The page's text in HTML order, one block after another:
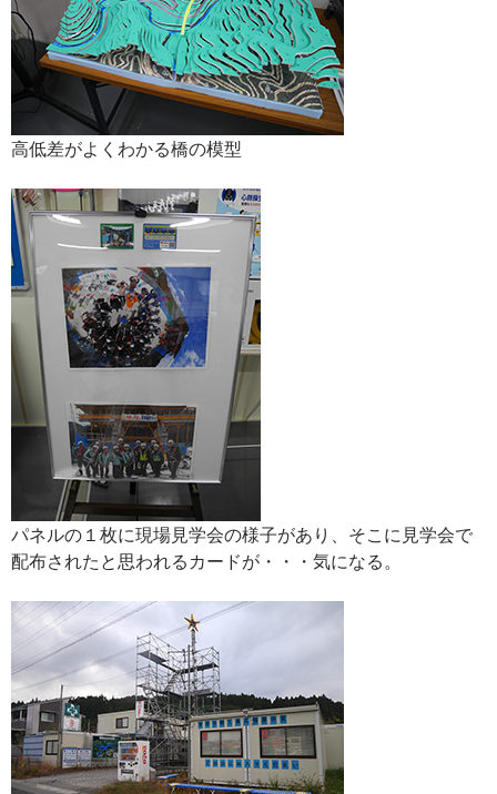
高低差がよくわかる橋の模型
パネルの１枚に現場見学会の様子があり、そこに見学会で
配布されたと思われるカードが・・・気になる。